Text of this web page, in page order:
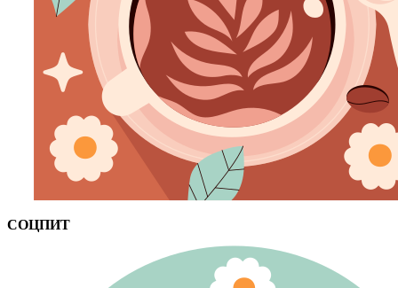
СОЦПИТ